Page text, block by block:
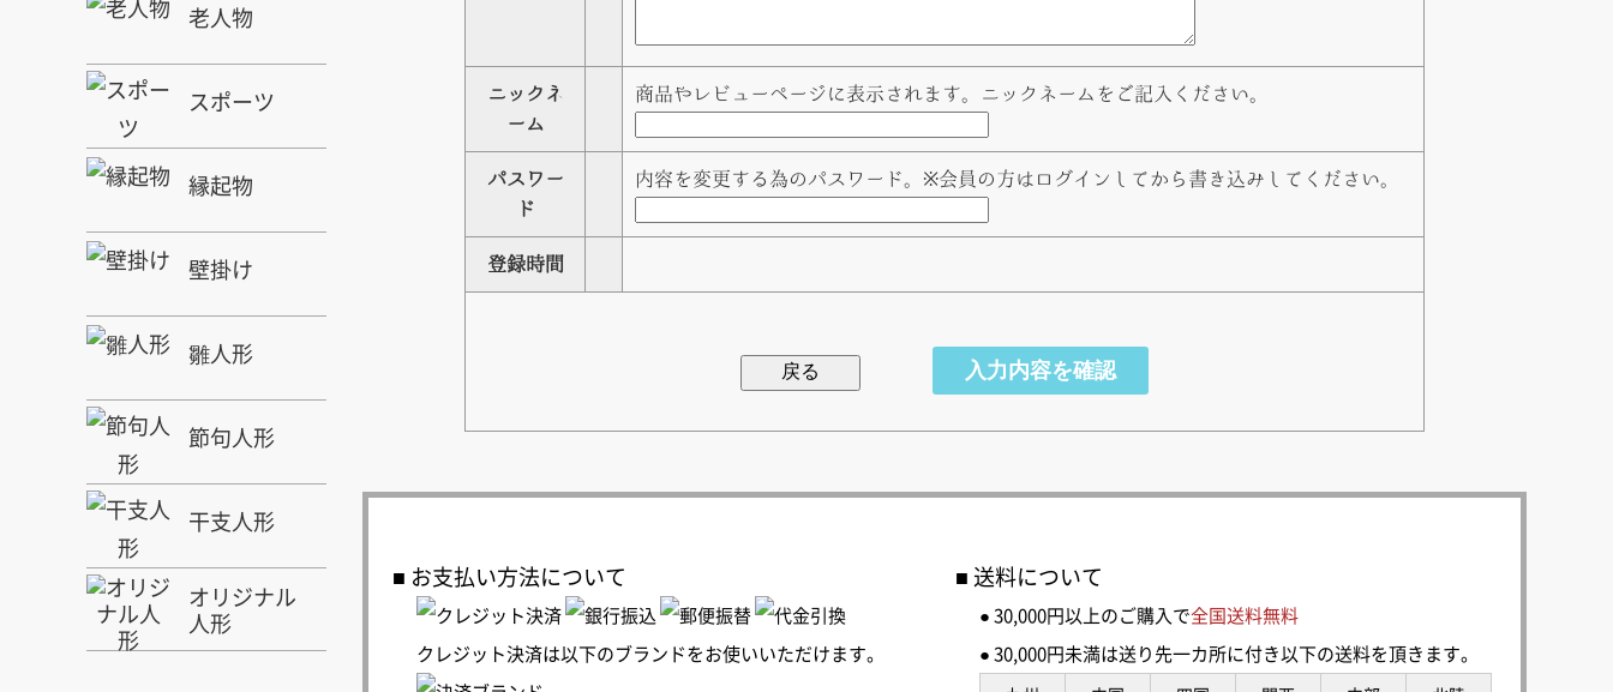
ニックネ
ーム
商品やレビューページに表示されます。ニックネームをご記入ください。
パスワー
ド
内容を変更する為のパスワード。※会員の方はログインしてから書き込みしてください。
登録時間
お支払い方法について
クレジット決済は以下のブランドをお使いいただけます。
送料について
● 30,000円以上のご購入で全国送料無料
● 30,000円未満は送り先一カ所に付き以下の送料を頂きます。
老人物
スポーツ
縁起物
壁掛け
雛人形
節句人形
干支人形
オリジナル
人形